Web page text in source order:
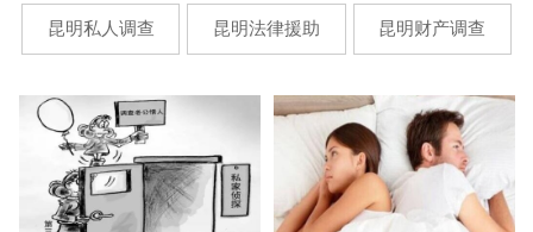
昆明私人调查 昆明法律援助 昆明财产调查